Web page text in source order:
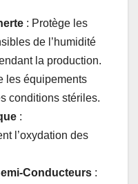
: Protège les
de l’humidité
la production.
les équipements
conditions stériles.
:
l’oxydation des
Conducteurs :